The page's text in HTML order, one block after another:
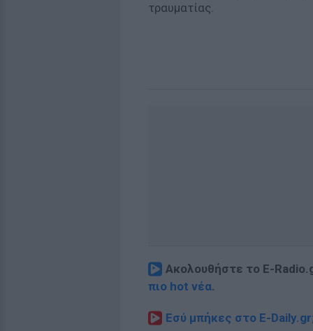
τραυματίας.
Ακολουθήστε το E-
πιο hot νέα.
Εσύ μπήκες στο E-